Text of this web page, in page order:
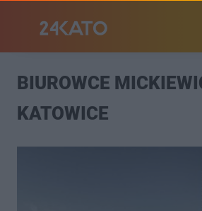
BIUROWCE
KATOWICE